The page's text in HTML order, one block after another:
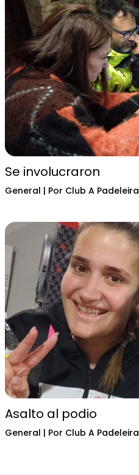
Se involucraron
General | Por Club A Padeleira
Asalto al podio
General | Por Club A Padeleira